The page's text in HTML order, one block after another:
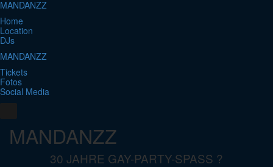
MANDANZZ
Home
Location
DJs
MANDANZZ
Tickets
Fotos
Social Media
MANDANZZ
30 JAHRE GAY-PARTY-SPASS ?